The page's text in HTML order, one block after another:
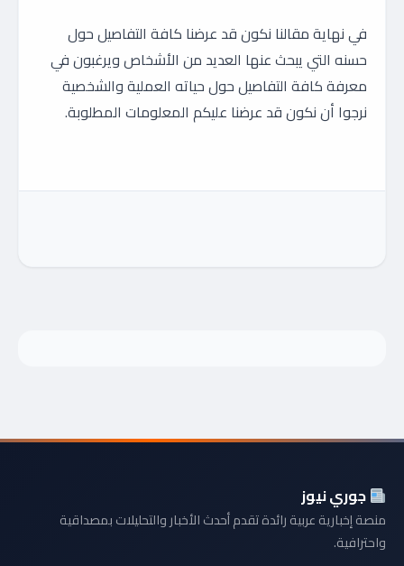
في نهاية مقالنا نكون قد عرضنا كافة التفاصيل حول
حسنه التي يبحث عنها العديد من الأشخاص ويرغبون في
معرفة كافة التفاصيل حول حياته العملية والشخصية
نرجوا أن نكون قد عرضنا عليكم المعلومات المطلوبة.
جوري نيوز
منصة إخبارية عربية رائدة تقدم أحدث الأخبار والتحليلات بمصداقية
واحترافية.